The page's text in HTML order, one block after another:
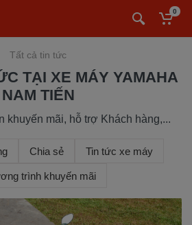
0
Tất cả tin tức
TẠI XE MÁY YAMAHA
NAM TIẾN
khuyến mãi, hỗ trợ Khách hàng,...
Chia sẻ Tin tức xe máy
trình khuyến mãi